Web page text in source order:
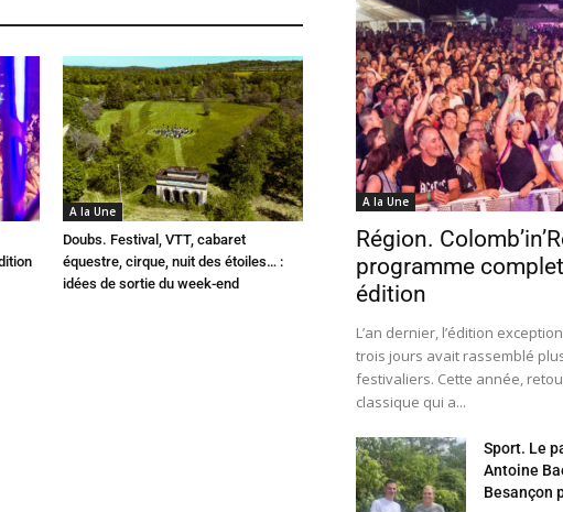
A la Une
Doubs. Festival, VTT, cabaret
équestre, cirque, nuit des étoiles… :
idées de sortie du week-end
A la Une
Région.
programme
édition
L’an dernier, l’édition
trois jours avait rassemblé
festivaliers. Cette année,
classique qui a...
Sport. Le
Antoine
Besançon